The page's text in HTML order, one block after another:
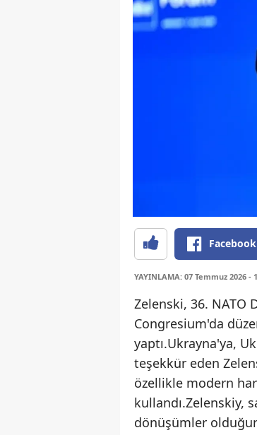
YAYINLAMA: 07 Temmuz 2026 -
Zelenski, 36.⁠ ⁠NATO
Congresium'da
yaptı.Ukrayna'ya,
teşekkür eden
özellikle modern
kullandı.Zelenskiy,
dönüşümler